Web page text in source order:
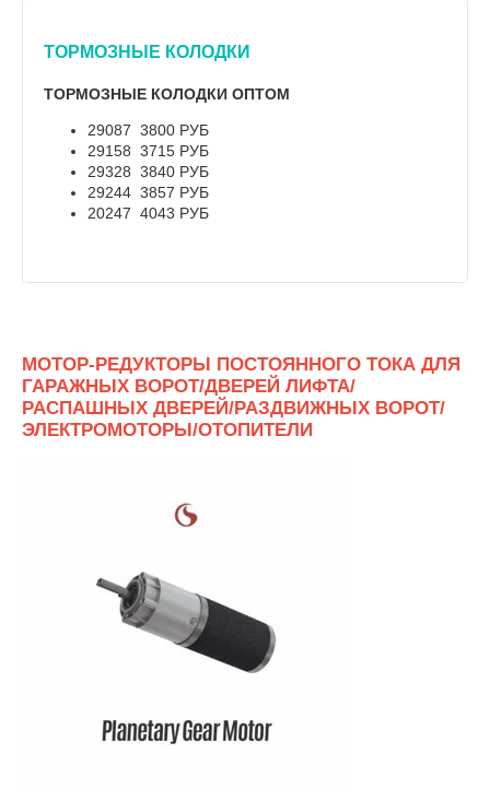
ТОРМОЗНЫЕ КОЛОДКИ
ТОРМОЗНЫЕ КОЛОДКИ ОПТОМ
29087 3800 РУБ
29158 3715 РУБ
29328 3840 РУБ
29244 3857 РУБ
20247 4043 РУБ
МОТОР-РЕДУКТОРЫ ПОСТОЯННОГО ТОКА ДЛЯ
ГАРАЖНЫХ ВОРОТ/ДВЕРЕЙ ЛИФТА/
РАСПАШНЫХ ДВЕРЕЙ/РАЗДВИЖНЫХ ВОРОТ/
ЭЛЕКТРОМОТОРЫ/ОТОПИТЕЛИ